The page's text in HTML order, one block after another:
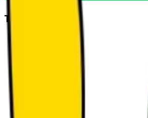
Trending Tools